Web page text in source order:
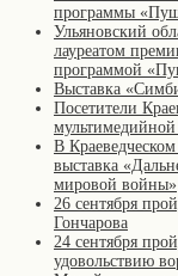
программы
Ульяновский
лауреатом
программой
Выставка
Посетители
В
выставка
мировой войны»
26 сентября
Гончарова
24 сентября
удовольствию